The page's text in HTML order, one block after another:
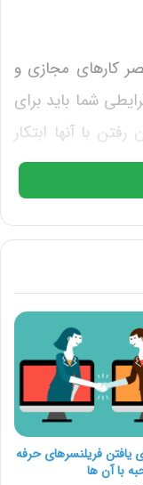
کارهای مجازی و
شما باید برای
با آنها ابتکار
در خانه بنشینید و
جدید را نخواهید
روحی شما و
کرد.
را با شما در میان
شبکه‌سازی در
شما بیشتر باشد،
بود.
یافتن فریلنسرهای حرفه
با آن ها